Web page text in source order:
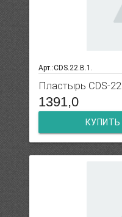
Арт.:CDS.22.B.1.
Пластырь CDS-22
1391,0
КУПИТЬ